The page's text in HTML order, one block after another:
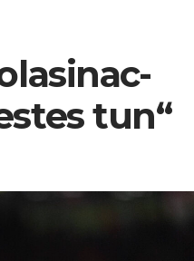
tun“